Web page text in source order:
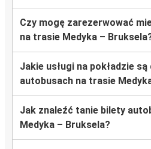
Czy mogę zarezerwować
na trasie Medyka –
Jakie usługi na pokładzie
autobusach na trasie
Jak znaleźć tanie bilety
Medyka – Bruksela?